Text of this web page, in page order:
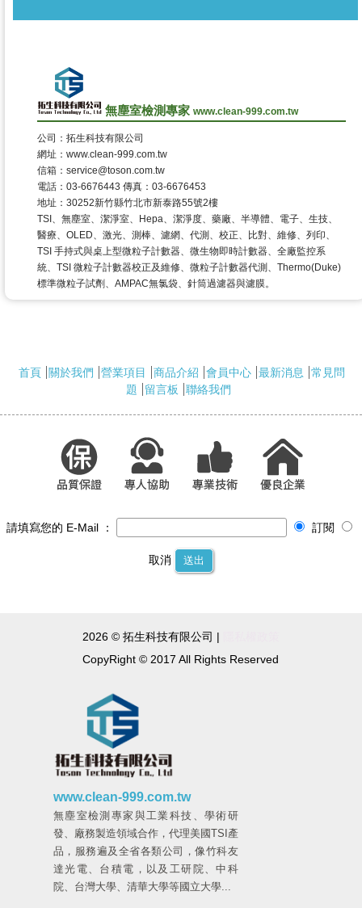
無塵室檢測專家 www.clean-999.com.tw
公司：拓生科技有限公司
網址：www.clean-999.com.tw
信箱：service@toson.com.tw
電話：03-6676443 傳真：03-6676453
地址：30252新竹縣竹北市新泰路55號2樓
TSI、無塵室、潔淨室、Hepa、潔淨度、藥廠、半導體、電子、生技、
醫療、OLED、激光、測棒、濾網、代測、校正、比對、維修、列印、
TSI 手持式與桌上型微粒子計數器、微生物即時計數器、全廠監控系
統、TSI 微粒子計數器校正及維修、微粒子計數器代測、Thermo(Duke)
標準微粒子試劑、AMPAC無氯袋、針筒過濾器與濾膜。
首頁 關於我們 營業項目 商品介紹 會員中心 最新消息
常見問
題
留言板 聯絡我們
請填寫您的 E-Mail ： 訂閱
取消 送出
2026 © 拓生科技有限公司 |
CopyRight © 2017 All Rights Reserved
www.clean-999.com.tw
無塵室檢測專家與工業科技、學術研
發、廠務製造領域合作，代理美國TSI產
品，服務遍及全省各類公司，像竹科友
達光電、台積電，以及工研院、中科
院、台灣大學、清華大學等國立大學...